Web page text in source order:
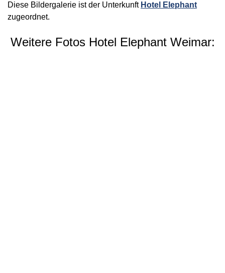
Diese Bildergalerie ist der Unterkunft Hotel Elephant
zugeordnet.
Weitere Fotos Hotel Elephant Weimar: